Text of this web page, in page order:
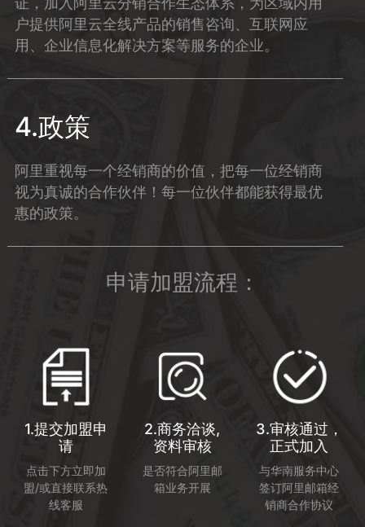
户提供阿里云全线产品的销售咨询、互联网应
用、企业信息化解决方案等服务的企业。
4.政策
阿里重视每一个经销商的价值，把每一位经销商
视为真诚的合作伙伴！每一位伙伴都能获得最优
惠的政策。
申请加盟流程：
1.提交加盟申
请
点击下方立即加
盟/或直接联系热
线客服
2.商务洽谈,
资料审核
是否符合阿里邮
箱业务开展
3.审核通过，
正式加入
与华南服务中心
签订阿里邮箱经
销商合作协议